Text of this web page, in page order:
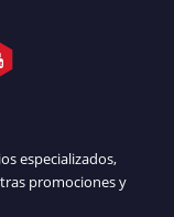
especializados,
promociones y